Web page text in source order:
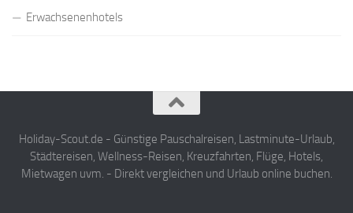
Erwachsenenhotels
Holiday-Scout.de - Günstige Pauschalreisen, Lastminute-Urlaub,
Städtereisen, Wellness-Reisen, Kreuzfahrten, Flüge, Hotels,
Mietwagen uvm. - Direkt vergleichen und Urlaub online buchen.